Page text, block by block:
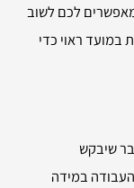
לכם לשוב
במועד ראוי כדי
שיבקש
במידה